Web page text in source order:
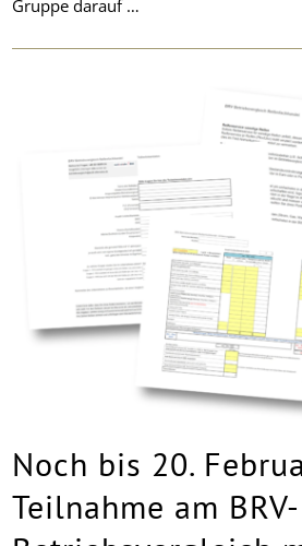
Gruppe darauf …
Noch bis 20.
Teilnahme am BRV-